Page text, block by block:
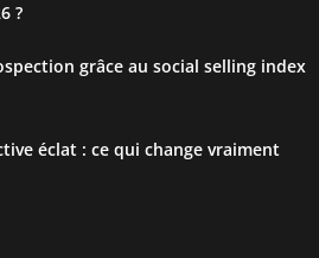
?
grâce au social selling index
éclat : ce qui change vraiment